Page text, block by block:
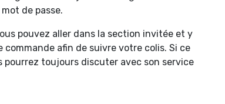
de passe.
pouvez aller dans la section invitée et y
afin de suivre votre colis. Si ce
pourrez toujours discuter avec son service